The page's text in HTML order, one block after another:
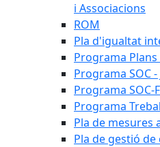
i Associacions
ROM
Pla d'igualtat
Programa
Programa SOC
Programa
Programa
Pla de mesures
Pla de gestió